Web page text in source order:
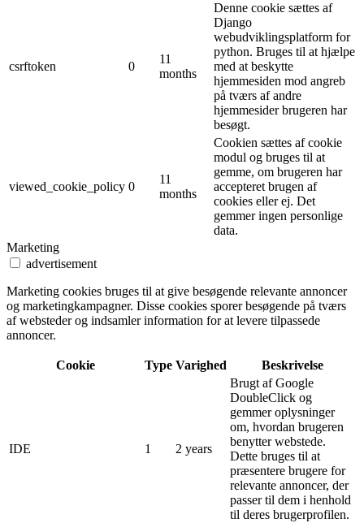
csrftoken 0
11
months
Denne cookie sættes af
Django
webudviklingsplatform for
python. Bruges til at hjælpe
med at beskytte
hjemmesiden mod angreb
på tværs af andre
hjemmesider brugeren har
besøgt.
viewed_cookie_policy 0
11
months
Cookien sættes af cookie
modul og bruges til at
gemme, om brugeren har
accepteret brugen af ​​
cookies eller ej. Det
gemmer ingen personlige
data.
Marketing
advertisement
Marketing cookies bruges til at give besøgende relevante annoncer
og marketingkampagner. Disse cookies sporer besøgende på tværs
af websteder og indsamler information for at levere tilpassede
annoncer.
Cookie Type Varighed Beskrivelse
IDE 1 2 years
Brugt af Google
DoubleClick og
gemmer oplysninger
om, hvordan brugeren
benytter webstede.
Dette bruges til at
præsentere brugere for
relevante annoncer, der
passer til dem i henhold
til deres brugerprofilen.